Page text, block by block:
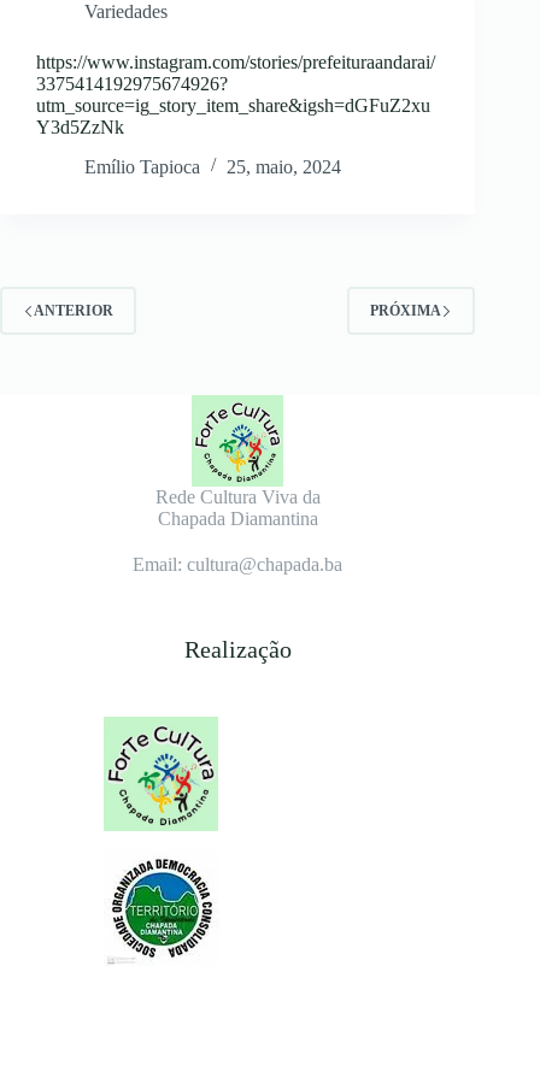
Variedades
https://www.instagram.com/stories/prefeituraandarai/
3375414192975674926?
utm_source=ig_story_item_share&igsh=dGFuZ2xu
Y3d5ZzNk
Emílio Tapioca
25, maio, 2024
ANTERIOR PRÓXIMA
Rede Cultura Viva da
Chapada Diamantina
Email: cultura@chapada.ba
Realização